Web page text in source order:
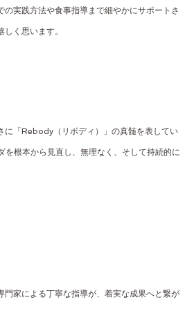
実践方法や食事指導まで細やかにサポートさ
く思います。
に「Rebody（リボディ）」の真髄を表してい
根本から見直し、無理なく、そして持続的に
家による丁寧な指導が、着実な成果へと繋が